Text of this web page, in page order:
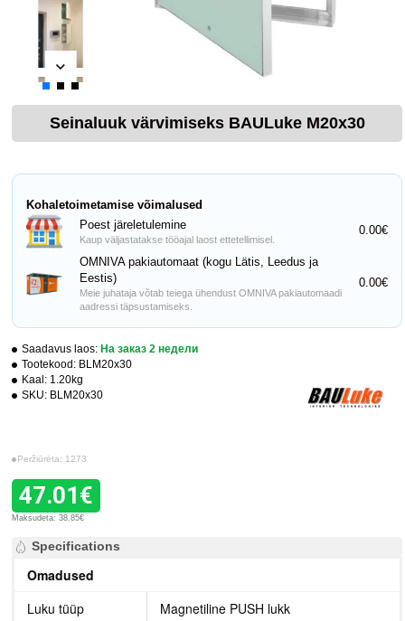
Seinaluuk värvimiseks BAULuke M20x30
Saadavus laos: На заказ 2 недели
Tootekood: BLM20x30
Kaal: 1.20kg
SKU: BLM20x30
Peržiūrėta: 1273
47.01€
Maksudeta: 38.85€
Kohaletoimetamise võimalused
Poest järeletulemine
Kaup väljastatakse tööajal laost ettetellimisel.
0.00€
OMNIVA pakiautomaat (kogu Lätis, Leedus ja
Eestis)
Meie juhataja võtab teiega ühendust OMNIVA pakiautomaadi
aadressi täpsustamiseks.
0.00€
Specifications
Omadused
Luku tüüp
Magnetiline PUSH lukk